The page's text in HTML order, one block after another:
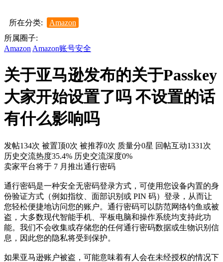
所在分类:
Amazon
所属圈子:
Amazon Amazon账号安全
关于亚马逊发布的关于Passkey
大家开始设置了吗 不设置的话
有什么影响吗
发帖134次 被置顶0次 被推荐0次 质量分0星 回帖互动1331次
历史交流热度35.4% 历史交流深度0%
卖家平台将于 7 月推出通行密码
通行密码是一种安全无密码登录方式，可使用您设备内置的身
份验证方式（例如指纹、面部识别或 PIN 码）登录，从而让
您轻松便捷地访问您的账户。通行密码可以防范网络钓鱼或被
盗，大多数现代智能手机、平板电脑和操作系统均支持此功
能。我们不会收集或存储您的任何通行密码数据或生物识别信
息，因此您的隐私将受到保护。
如果亚马逊账户被盗，可能意味着有人会在未经授权的情况下